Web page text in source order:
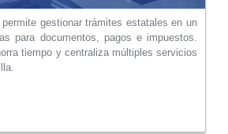
gestionar trámites estatales en un
para documentos, pagos e impuestos.
tiempo y centraliza múltiples servicios